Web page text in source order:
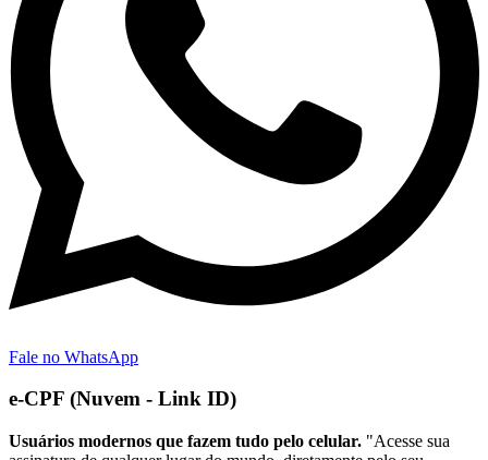
Fale no WhatsApp
e-CPF (Nuvem - Link ID)
Usuários modernos que fazem tudo pelo celular. "Acesse sua